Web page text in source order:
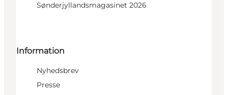
Sønderjyllandsmagasinet 2026
Information
Nyhedsbrev
Presse